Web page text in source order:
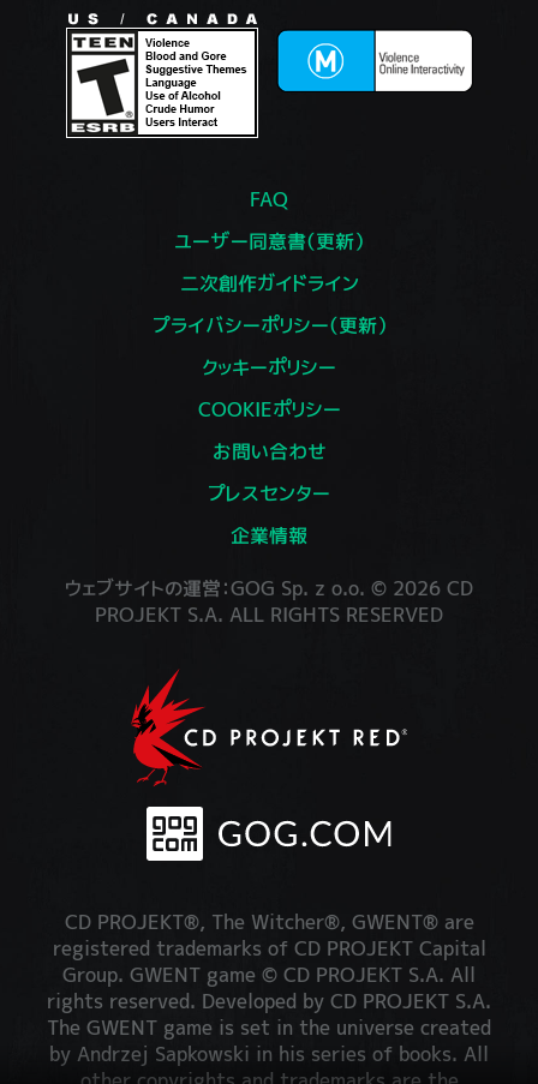
FAQ
ユーザー同意書（更新）
二次創作ガイドライン
プライバシーポリシー（更新）
クッキーポリシー
COOKIEポリシー
お問い合わせ
プレスセンター
企業情報
ウェブサイトの運営：GOG Sp. z o.o. © 2026 CD
PROJEKT S.A. ALL RIGHTS RESERVED
CD PROJEKT®, The Witcher®, GWENT® are
registered trademarks of CD PROJEKT Capital
Group. GWENT game © CD PROJEKT S.A. All
rights reserved. Developed by CD PROJEKT S.A.
The GWENT game is set in the universe created
by Andrzej Sapkowski in his series of books. All